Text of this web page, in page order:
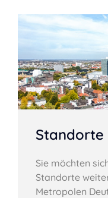
Standorte
Sie möchten
Standorte
Metropolen